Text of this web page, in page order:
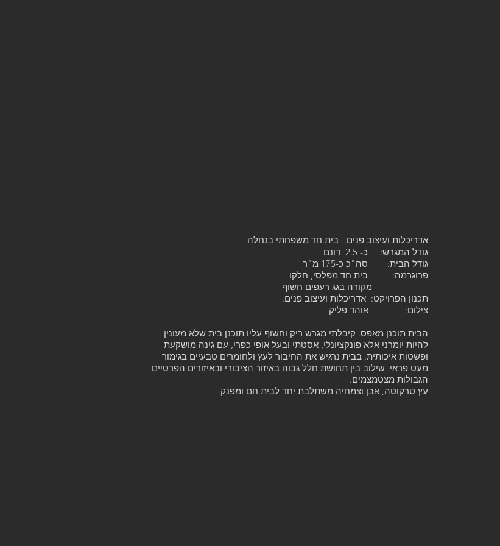
אדריכלות ועיצוב פנים - בית חד משפחתי בנחלה
גודל המגרש: כ- 2.5 דונם
גודל הבית: סה"כ כ-175 מ"ר
פרוגרמה: בית חד מפלסי, חלקו
מקורה בגג רעפים חשוף
תכנון הפרויקט: אדריכלות ועיצוב פנים.
צילום: אוהד פליק
הבית תוכנן מאפס. קיבלתי מגרש ריק וחשוף עליו תוכנן בית שלא מעונין
להיות יומרני אלא פונקציונלי, אסטתי ובעל אופי כפרי, עם גינה מושקעת
ופשטות איכותית. בבית נרגיש את החיבור לעץ ולחומרים טבעיים בגימור
מעט פראי. שילוב בין תחושת חלל גבוה באיזור הציבורי ובאיזורים הפרטיים -
הגבולות מצטמצמים.
עץ טרקוטה, אבן וצמחיה משתלבת יחד לבית חם ומפנק.